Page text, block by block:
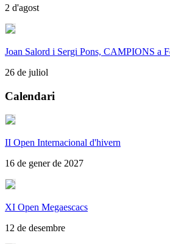
2 d'agost
Joan Salord i Sergi Pons, CAMPIONS a
26 de juliol
Calendari
II Open Internacional d'hivern
16 de gener de 2027
XI Open Megaescacs
12 de desembre